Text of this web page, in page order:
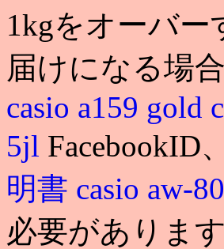
1kgをオーバ
届けになる場
casio a159 gold
5jl FacebookID
明書 casio aw-
必要がありま